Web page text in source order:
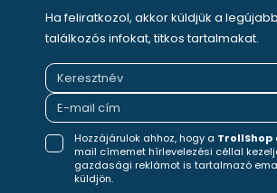
Ha feliratkozol, akkor küldjük a
találkozós infokat, titkos tartalmakat.
Hozzájárulok ahhoz, hogy a TrollShop
mail címemet hírlevelezési céllal
gazdasági reklámot is tartalmazó
küldjön.